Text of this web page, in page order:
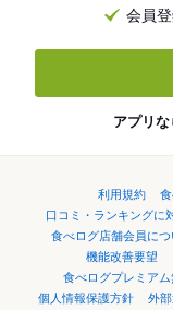
会員
アプリな
利用規約
口コミ・ランキングに
食べログ店舗会員につ
機能改善要望
食べログプレミア
個人情報保護方針
外部